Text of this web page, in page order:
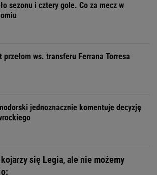
sezonu i cztery gole. Co za mecz w
przełom ws. transferu Ferrana Torresa
jednoznacznie komentuje decyzję
kojarzy się Legia, ale nie możemy